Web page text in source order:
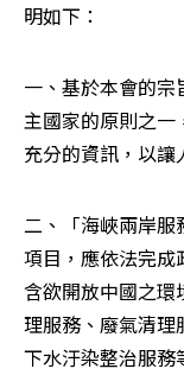
明如下：
一、基於本會的
主國家的原則之一
充分的資訊，以讓
二、「海峽兩岸服
項目，應依法完成
含欲開放中國之環
理服務、廢氣清理
下水汙染整治服